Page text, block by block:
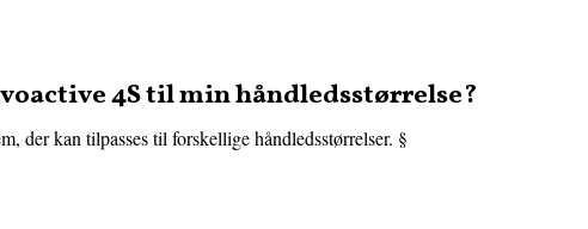
4S til min håndledsstørrelse?
der kan tilpasses til forskellige håndledsstørrelser. §